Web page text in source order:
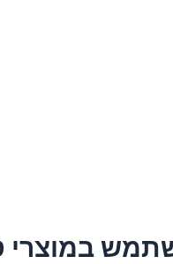
במוצרי